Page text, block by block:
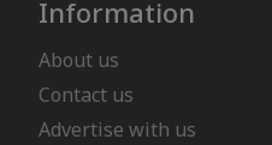
Information
About us
Contact us
Advertise with us